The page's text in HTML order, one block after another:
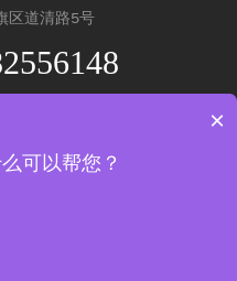
区道清路5号
×
可以帮您？